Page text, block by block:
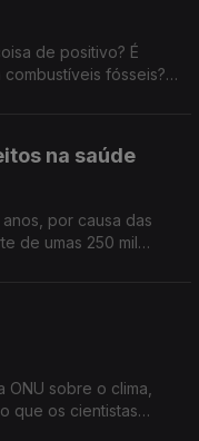
de positivo? É
fósseis?
na saúde
por causa das
de umas 250 mil
ONU sobre o clima,
que os cientistas